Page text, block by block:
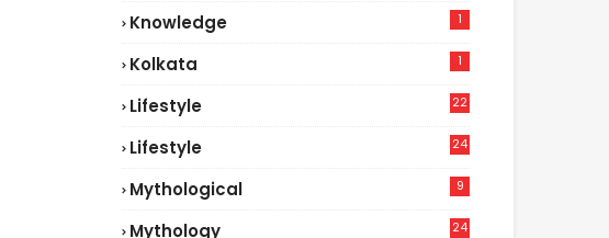
Knowledge 1
Kolkata 1
Lifestyle
22
Lifestyle
24
Mythological 9
Mythology 24